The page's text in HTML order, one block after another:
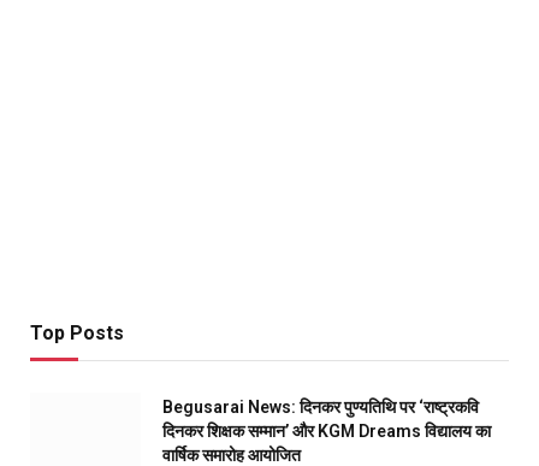
Top Posts
Begusarai News: दिनकर पुण्यतिथि पर ‘राष्ट्रकवि
दिनकर शिक्षक सम्मान’ और KGM Dreams विद्यालय का
वार्षिक समारोह आयोजित